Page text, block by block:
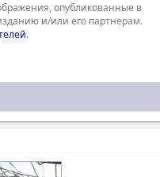
опубликованные в
и/или его партнерам.
.